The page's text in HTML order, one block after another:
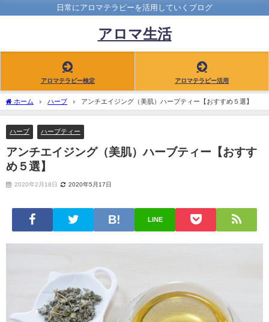
日常にアロマテラピーを活用していくブログ
アロマ生活
アロマテラピー検定 アロマテラピー活用
ホーム ハーブ アンチエイジング（美肌）ハーブティー【おすすめ５選】
ハーブ ハーブティー
アンチエイジング（美肌）ハーブティー【おすす
め５選】
2020年2月18日 2020年5月17日
LINE